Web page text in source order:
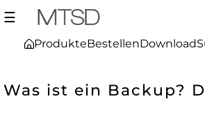
☰
ProdukteBestellenDownload
Was ist ein Backup?